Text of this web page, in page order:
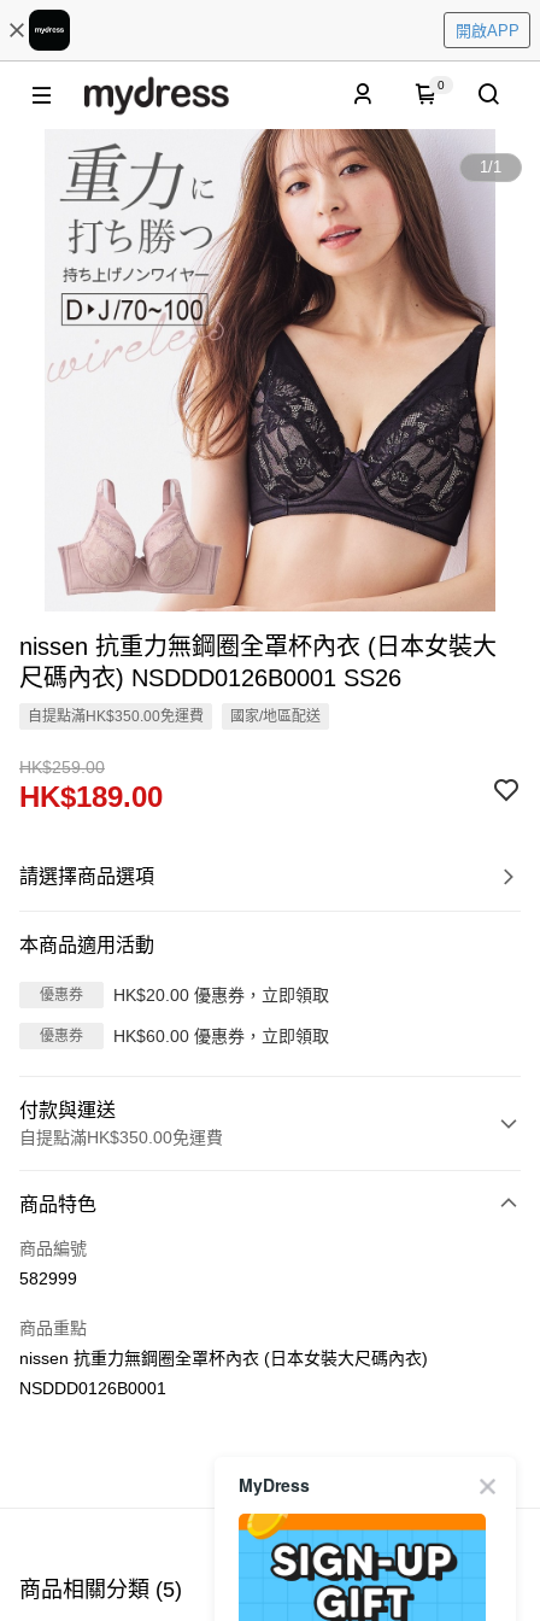
開啟APP
0
1/1
nissen 抗重力無鋼圈全罩杯內衣 (日本女裝大
尺碼內衣) NSDDD0126B0001 SS26
自提點滿HK$350.00免運費 國家/地區配送
HK$259.00
HK$189.00
請選擇商品選項
本商品適用活動
優惠券 HK$20.00 優惠券，立即領取
優惠券 HK$60.00 優惠券，立即領取
付款與運送
自提點滿HK$350.00免運費
信用卡
Apple Pay
PayMe
WeChat Pay
每筆HK$40.00，滿HK$350.00或以上免運費
每筆HK$40.00，滿HK$350.00或以上免運費
商品特色
商品編號
582999
商品重點
nissen 抗重力無鋼圈全罩杯內衣 (日本女裝大尺碼內衣)
NSDDD0126B0001
商品推薦
商品相關分類 (5)
MyDress